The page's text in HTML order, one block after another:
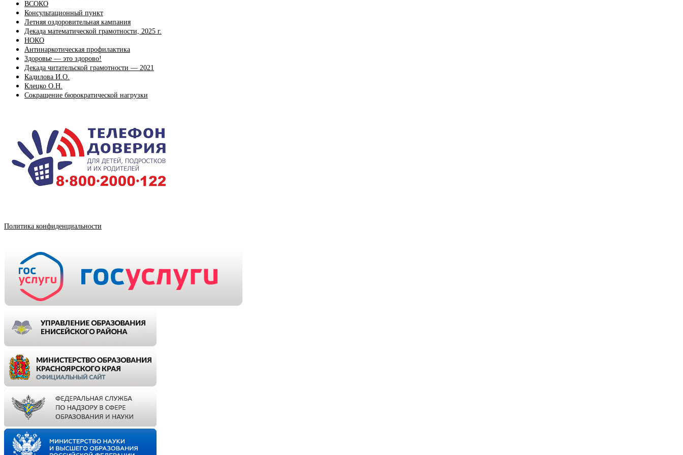
ВСОКО
Консультационный пункт
Летняя оздоровительная кампания
Декада математической грамотности, 2025 г.
НОКО
Антинаркотическая профилактика
Здоровье — это здорово!
Декада читательской грамотности — 2021
Кадилова И.О.
Клецко О.Н.
Сокращение бюрократической нагрузки
Политика конфиденциальности